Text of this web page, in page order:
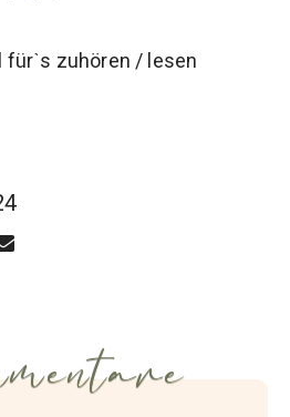
fürˋs zuhören / lesen